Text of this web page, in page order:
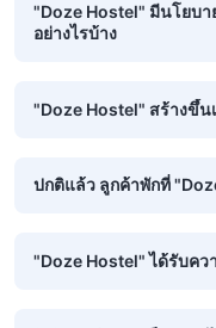
"Doze Hostel" มีนโยบา
อย่างไรบ้าง
"Doze Hostel" สร้างขึ้น
ปกติแล้ว ลูกค้าพักที่
"Doze Hostel" ได้รับค